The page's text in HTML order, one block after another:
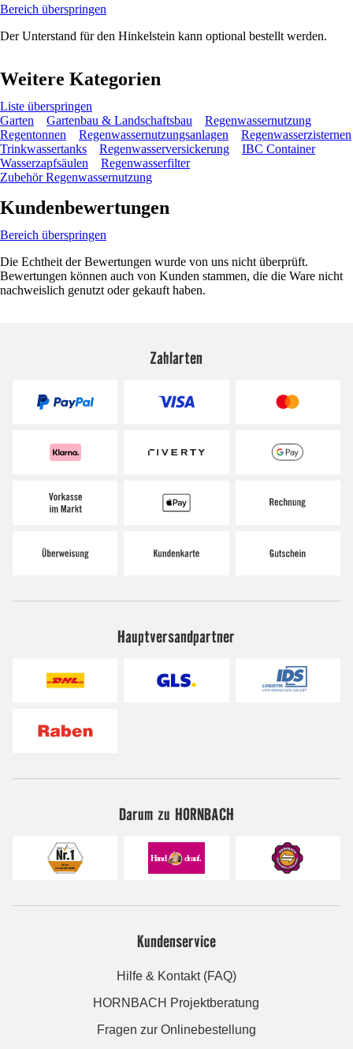
Bereich überspringen
Der Unterstand für den Hinkelstein kann optional bestellt werden.
Weitere Kategorien
Liste überspringen
Garten
Gartenbau & Landschaftsbau
Regenwassernutzung
Regentonnen
Regenwassernutzungsanlagen
Regenwasserzisternen
Trinkwassertanks
Regenwasserversickerung
IBC Container
Wasserzapfsäulen
Regenwasserfilter
Zubehör Regenwassernutzung
Kundenbewertungen
Bereich überspringen
Die Echtheit der Bewertungen wurde von uns nicht überprüft.
Bewertungen können auch von Kunden stammen, die die Ware nicht
nachweislich genutzt oder gekauft haben.
Zahlarten
Hauptversandpartner
Darum zu HORNBACH
Kundenservice
Hilfe & Kontakt (FAQ)
HORNBACH Projektberatung
Fragen zur Onlinebestellung